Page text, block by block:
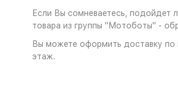
Если Вы сомневаетесь, подойдет
товара из группы "Мотоботы" -
Вы можете оформить доставку по
этаж.